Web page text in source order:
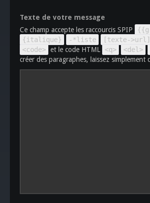
Texte de votre message
Ce champ accepte les raccourcis SPIP
{italique}
-*liste [texte->url]
<code> et le code HTML <q> <del>
créer des paragraphes, laissez simplement